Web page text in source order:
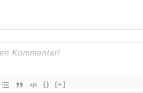
{} [+]